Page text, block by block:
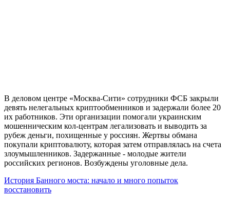
В деловом центре «Москва-Сити» сотрудники ФСБ закрыли
девять нелегальных криптообменников и задержали более 20
их работников. Эти организации помогали украинским
мошенническим кол-центрам легализовать и выводить за
рубеж деньги, похищенные у россиян. Жертвы обмана
покупали криптовалюту, которая затем отправлялась на счета
злоумышленников. Задержанные - молодые жители
российских регионов. Возбуждены уголовные дела.
История Банного моста: начало и много попыток
восстановить